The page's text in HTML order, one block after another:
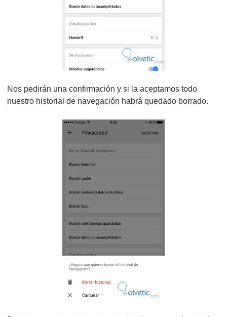
Nos pedirán una confirmación y si la aceptamos todo
nuestro historial de navegación habrá quedado borrado.